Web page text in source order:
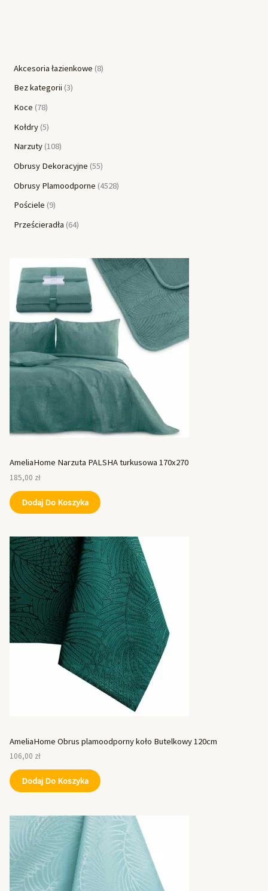
Akcesoria łazienkowe 8
Bez kategorii 3
Koce 78
Kołdry 5
Narzuty 108
Obrusy Dekoracyjne 55
Obrusy Plamoodporne 4528
Pościele 9
Prześcieradła 64
AmeliaHome Narzuta PALSHA turkusowa 170x270
185,00 zł
Dodaj Do Koszyka
AmeliaHome Obrus plamoodporny koło Butelkowy 120cm
106,00 zł
Dodaj Do Koszyka